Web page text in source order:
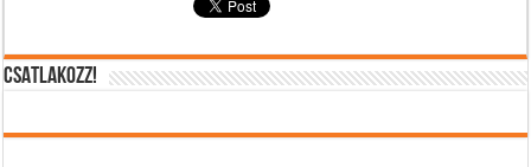
CSATLAKOZZ!